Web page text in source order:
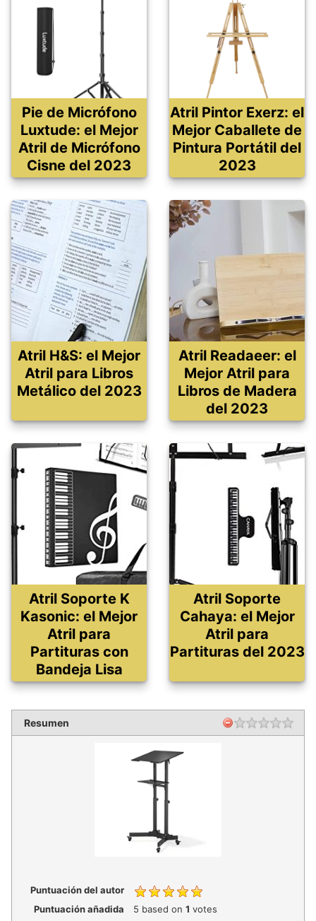
Pie de Micrófono
Luxtude: el Mejor
Atril de Micrófono
Cisne del 2023
Atril Pintor Exerz: el
Mejor Caballete de
Pintura Portátil del
2023
Atril H&S: el Mejor
Atril para Libros
Metálico del 2023
Atril Readaeer: el
Mejor Atril para
Libros de Madera
del 2023
Atril Soporte K
Kasonic: el Mejor
Atril para
Partituras con
Bandeja Lisa
Atril Soporte
Cahaya: el Mejor
Atril para
Partituras del 2023
Resumen
Puntuación del autor
Puntuación añadida
5 based on1 votes